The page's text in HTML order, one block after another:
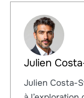
Julien
Julien Costa-